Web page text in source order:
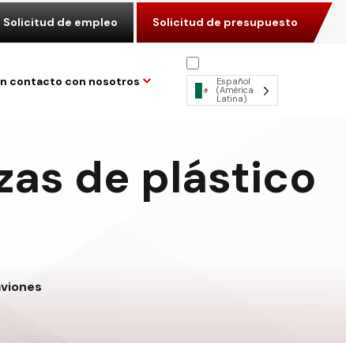
Solicitud de empleo Solicitud de presupuesto
contacto con nosotros Español
(América
Latina)
de plástico